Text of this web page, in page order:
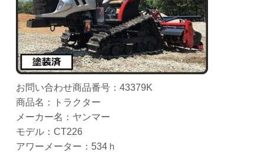
お問い合わせ商品番号：43379K
商品名：トラクター
メーカー名：ヤンマー
モデル：CT226
アワーメーター：534ｈ